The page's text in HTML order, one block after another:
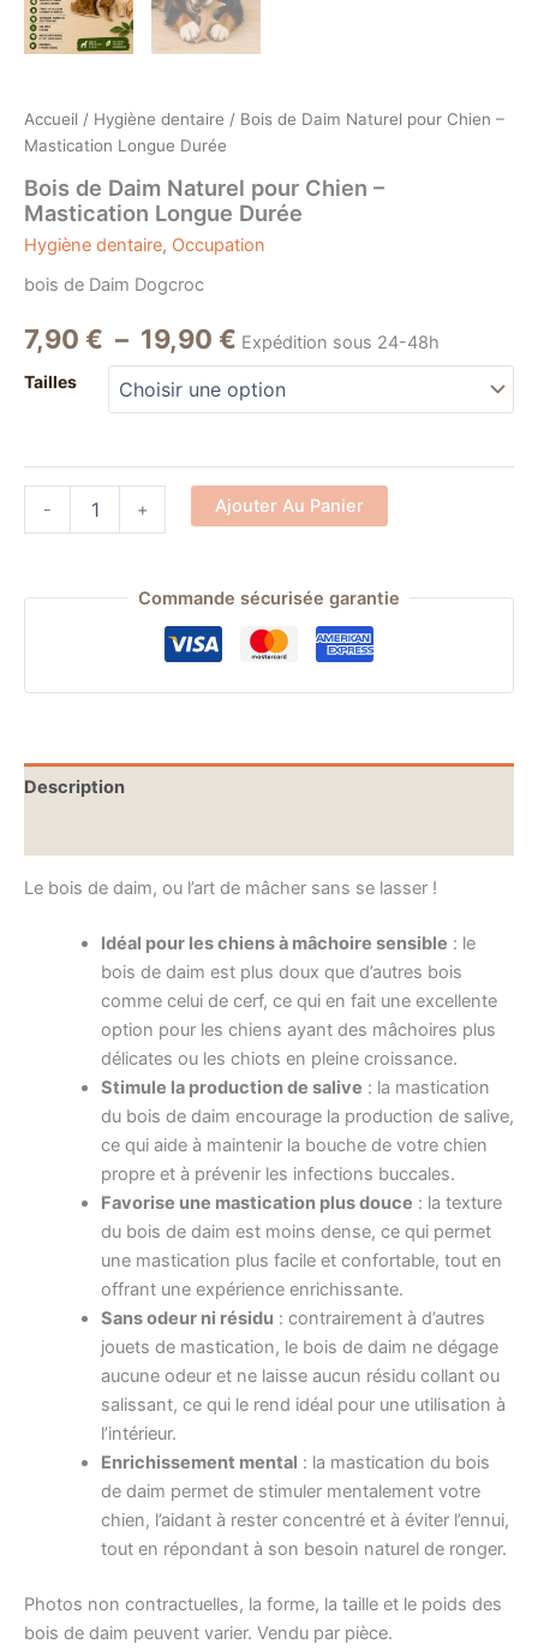
Accueil / Hygiène dentaire / Bois de Daim Naturel pour Chien –
Mastication Longue Durée
Bois de Daim Naturel pour Chien –
Mastication Longue Durée
Hygiène dentaire, Occupation
bois de Daim Dogcroc
7,90 € – 19,90 € Expédition sous 24-48h
Tailles
- + Ajouter Au Panier
Commande sécurisée garantie
Description
Le bois de daim, ou l’art de mâcher sans se lasser !
Idéal pour les chiens à mâchoire sensible : le
bois de daim est plus doux que d’autres bois
comme celui de cerf, ce qui en fait une excellente
option pour les chiens ayant des mâchoires plus
délicates ou les chiots en pleine croissance.
Stimule la production de salive : la mastication
du bois de daim encourage la production de salive,
ce qui aide à maintenir la bouche de votre chien
propre et à prévenir les infections buccales.
Favorise une mastication plus douce : la texture
du bois de daim est moins dense, ce qui permet
une mastication plus facile et confortable, tout en
offrant une expérience enrichissante.
Sans odeur ni résidu : contrairement à d’autres
jouets de mastication, le bois de daim ne dégage
aucune odeur et ne laisse aucun résidu collant ou
salissant, ce qui le rend idéal pour une utilisation à
l’intérieur.
Enrichissement mental : la mastication du bois
de daim permet de stimuler mentalement votre
chien, l’aidant à rester concentré et à éviter l’ennui,
tout en répondant à son besoin naturel de ronger.
Photos non contractuelles, la forme, la taille et le poids des
bois de daim peuvent varier. Vendu par pièce.